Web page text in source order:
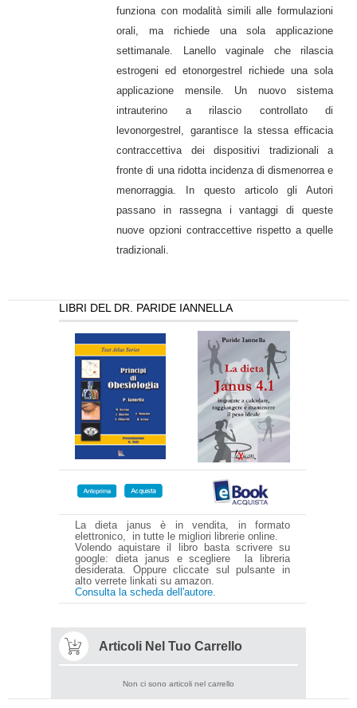
funziona con modalità simili alle formulazioni
orali, ma richiede una sola applicazione
settimanale. Lanello vaginale che rilascia
estrogeni ed etonorgestrel richiede una sola
applicazione mensile. Un nuovo sistema
intrauterino a rilascio controllato di
levonorgestrel, garantisce la stessa efficacia
contraccettiva dei dispositivi tradizionali a
fronte di una ridotta incidenza di dismenorrea e
menorraggia. In questo articolo gli Autori
passano in rassegna i vantaggi di queste
nuove opzioni contraccettive rispetto a quelle
tradizionali.
LIBRI DEL DR. PARIDE IANNELLA
La dieta janus è in vendita, in formato
elettronico, in tutte le migliori librerie online.
Volendo aquistare il libro basta scrivere su
google: dieta janus e scegliere la libreria
desiderata. Oppure cliccate sul pulsante in
alto verrete linkati su amazon.
Consulta la scheda dell'autore.
Articoli Nel Tuo Carrello
Non ci sono articoli nel carrello